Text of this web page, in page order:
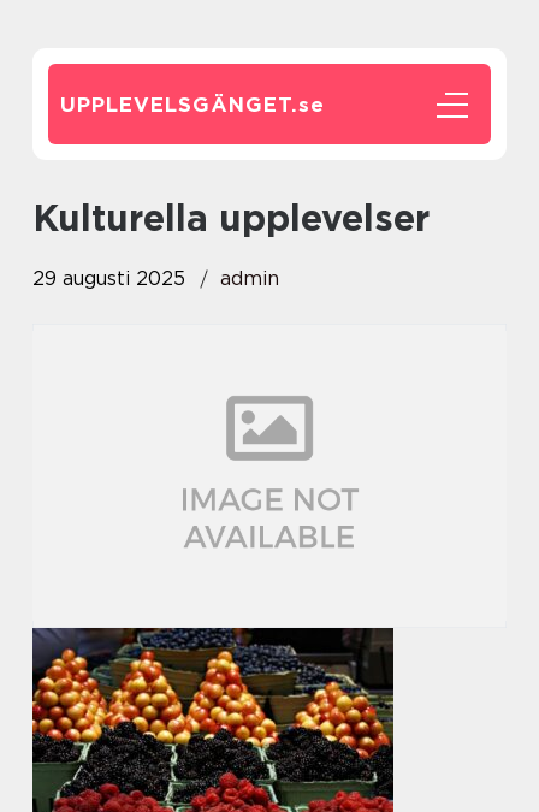
UPPLEVELSGÄNGET.se
Kulturella upplevelser
29 augusti 2025 admin